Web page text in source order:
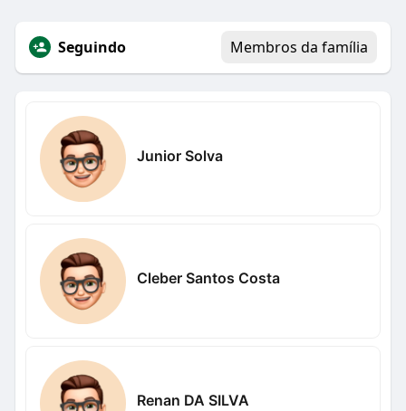
Seguindo Membros da família
Junior Solva
Cleber Santos Costa
Renan DA SILVA